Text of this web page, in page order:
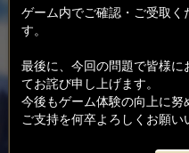
ゲーム内でご確認・ご受取く
す。
最後に、今回の問題で皆様
てお詫び申し上げます。
今後もゲーム体験の向上に
ご支持を何卒よろしくお願い